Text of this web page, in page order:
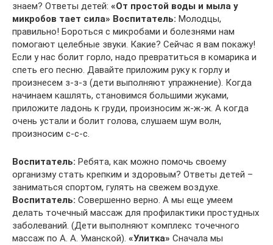
знаем? Ответы детей: «От простой воды и мыла у
микробов тает сила» Воспитатель: Молодцы,
правильно! Бороться с микробами и болезнями нам
помогают целебные звуки. Какие? Сейчас я вам покажу!
Если у нас болит горло, надо превратиться в комарика и
спеть его песню. Давайте приложим руку к горлу и
произнесем з-з-з (дети выполняют упражнение). Когда
начинаем кашлять, становимся большими жуками,
приложите ладонь к груди, произносим ж-ж-ж. А когда
очень устали и болит голова, слушаем шум волн,
произносим с-с-с.
Воспитатель: Ребята, как можно помочь своему
организму стать крепким и здоровым? Ответы детей –
заниматься спортом, гулять на свежем воздухе.
Воспитатель: Совершенно верно. А мы еще умеем
делать точечный массаж для профилактики простудных
заболеваний. (Дети выполняют комплекс точечного
массаж по А. А. Уманской). «Улитка» Сначала мы